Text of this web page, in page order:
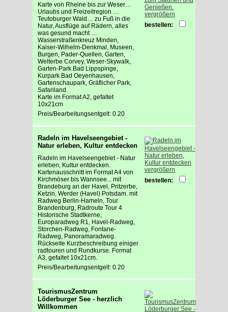
Karte von Rheine bis zur Weser…
Urlaubs und Freizeitregion …
Teutoburger Wald… zu Fuß in die
Natur, Ausflüge auf Rädern, alles
was gesund macht …
Wasserstraßenkreuz Minden,
Kaiser-Wilhelm-Denkmal, Museen,
Burgen, Pader-Quellen, Garten,
Welterbe Corvey, Weser-Skywalk,
Garten-Park Bad Lippspinge,
Kurpark Bad Oeyenhausen,
Gartenschaupark, Gräflicher Park,
Safariland.
Karte im Format A2, gefaltet
10x21cm
Preis/Bearbeitungsentgelt: 0.20
vergrößern
bestellen:
Radeln im Havelseengebiet -
Natur erleben, Kultur entdecken
Radeln im Havelseengebiet - Natur
erleben, Kultur entdecken.
Kartenausschnitt im Format A4 von
Kirchmöser bis Wannsee... mit
Brandeburg an der Havel, Pritzerbe,
Ketzin, Werder (Havel) Potsdam. mit
Radweg Berlin-Hameln, Tour
Brandenburg, Radroute Tour 4
Historische Stadtkerne,
Europaradweg R1, Havel-Radweg,
Storchen-Radweg, Fontane-
Radweg, Panoramaradweg.
Rückseite Kurzbeschreibung einiger
radtouren und Rundkurse. Format
A3, gefaltet 10x21cm.
Preis/Bearbeitungsentgelt: 0.20
vergrößern
bestellen:
TourismusZentrum
Löderburger See - herzlich
Willkommen